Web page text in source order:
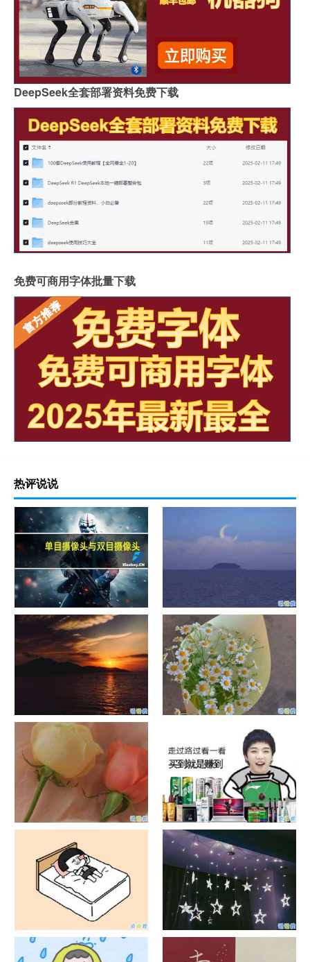
DeepSeek全套部署资料免费下载
免费可商用字体批量下载
热评说说
单目摄像头与双目摄像头
晚安励志语录带图片 晚安心语
励志鸡汤
日出文案温柔句子 看日出的微
信说说配图
晒风景照的唯美说说配图 适合
发风景的朋友圈文案
官宣恋爱的说说配图 官宣句子
抖音摆地摊文案 摆地摊的搞笑
说说带图片
谐音梗土味情话大全带图片 油
腻搞笑的土味情话
很酷的霸气句子带图片 最新霸
气说说高冷范